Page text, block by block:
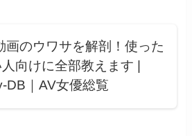
画のウワサを解剖！使った
向けに全部教えます |
DB｜AV女優総覧